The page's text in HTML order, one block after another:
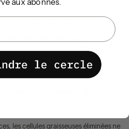
et les résultats
du ventre ?
du ventre ne se manifestent pas
undélai de 1 à 3 mois.
les cellules graisseuses éliminées ne
aux abonnés.